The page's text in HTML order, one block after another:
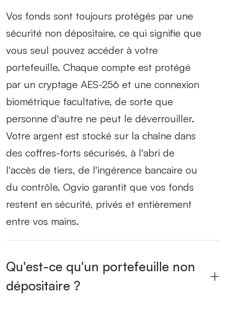
Vos fonds sont toujours protégés par une
sécurité non dépositaire, ce qui signifie que
vous seul pouvez accéder à votre
portefeuille. Chaque compte est protégé
par un cryptage AES-256 et une connexion
biométrique facultative, de sorte que
personne d'autre ne peut le déverrouiller.
Votre argent est stocké sur la chaîne dans
des coffres-forts sécurisés, à l'abri de
l'accès de tiers, de l'ingérence bancaire ou
du contrôle. Ogvio garantit que vos fonds
restent en sécurité, privés et entièrement
entre vos mains.
Qu'est-ce qu'un portefeuille non
dépositaire ?